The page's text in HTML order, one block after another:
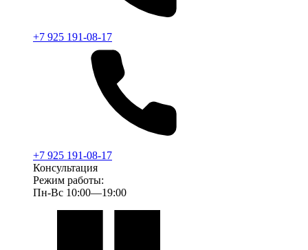
+7 925 191-08-17
+7 925 191-08-17
Консультация
Режим работы:
Пн-Вс 10:00—19:00